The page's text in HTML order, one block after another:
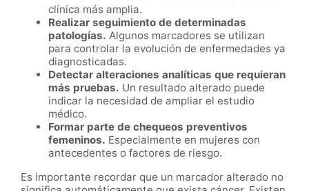
clínica más amplia.
Realizar seguimiento de determinadas
patologías. Algunos marcadores se utilizan
para controlar la evolución de enfermedades ya
diagnosticadas.
Detectar alteraciones analíticas que requieran
más pruebas. Un resultado alterado puede
indicar la necesidad de ampliar el estudio
médico.
Formar parte de chequeos preventivos
femeninos. Especialmente en mujeres con
antecedentes o factores de riesgo.
Es importante recordar que un marcador alterado no